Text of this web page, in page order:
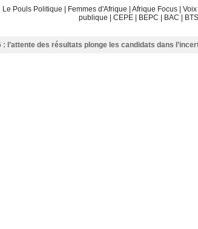
Le Pouls Politique | Femmes d'Afrique | Afrique Focus |
publique | CEPE | BEPC | BAC | BTS
: l’attente des résultats plonge les candidats dans